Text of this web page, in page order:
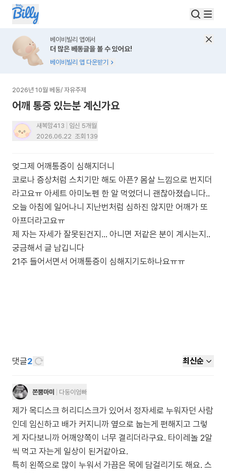
베이비빌리 앱에서
더 많은 베동글을 볼 수 있어요!
베이비빌리 앱 다운받기
2026년 10월 베동/ 자유주제
어깨 통증 있는분 계신가요
새복맘413
임신 5개월
2026.06.22 조회 139
엊그제 어깨통증이 심해지더니
코로나 증상처럼 스치기만 해도 아픈? 몸살 느낌으로 번지더
라고요ㅠ 아세트 아미노펜 한 알 먹었더니 괜찮아졌습니다..
오늘 아침에 일어나니 지난번처럼 심하진 않지만 어깨가 또
아프더라고요ㅠ
제 자는 자세가 잘못된건지... 아니면 저같은 분이 계시는지..
궁금해서 글 남깁니다
21주 들어서면서 어깨통증이 심해지기도하나요ㅠㅠ
댓글2 최신순
쫀뿜마미 다둥이엄빠
제가 목디스크 허리디스크가 있어서 정자세로 누워자던 사람
인데 임신하고 배가 커지니까 옆으로 눕는게 편해지고 그렇
게 자다보니까 어깨양쪽이 너무 결리더라구요. 타이레놀 2알
씩 먹고 자는게 일상이 된거같아요.
특히 왼쪽으로 많이 누워서 가끔은 목에 담걸리기도 해요. 스